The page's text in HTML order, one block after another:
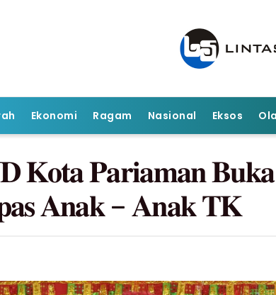
Ekonomi Ragam Nasional Eksos
𝐏𝐚𝐫𝐢𝐚𝐦𝐚𝐧 𝐁𝐮𝐤𝐚
𝐀𝐧𝐚𝐤 – 𝐀𝐧𝐚𝐤 𝐓𝐊